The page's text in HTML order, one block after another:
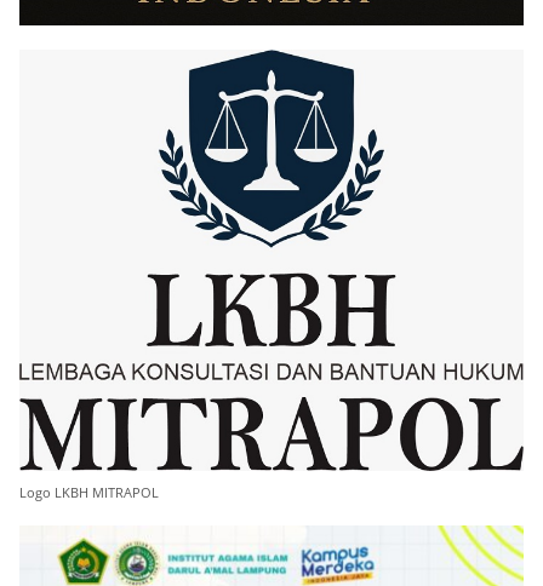
Logo LKBH MITRAPOL